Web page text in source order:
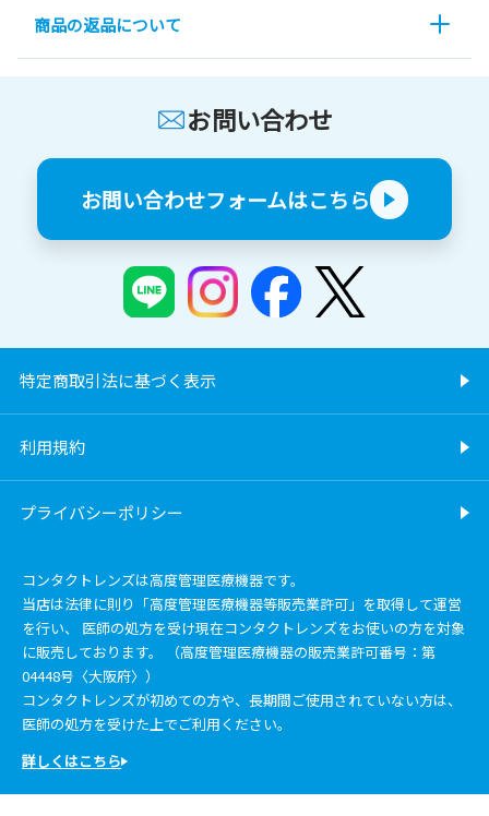
商品の返品について
お問い合わせ
お問い合わせフォームはこちら
特定商取引法に基づく表示
利用規約
プライバシーポリシー
コンタクトレンズは高度管理医療機器です。
当店は法律に則り「高度管理医療機器等販売業許可」を取得して運営
を行い、 医師の処方を受け現在コンタクトレンズをお使いの方を対象
に販売しております。 （高度管理医療機器の販売業許可番号：第
04448号〈大阪府〉）
コンタクトレンズが初めての方や、長期間ご使用されていない方は、
医師の処方を受けた上でご利用ください。
詳しくはこちら